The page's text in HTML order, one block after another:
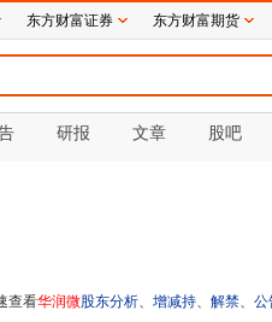
研报 文章 股吧
查看华润微股东分析、 增减持、 解禁、 公
东方财富证券 东方财富期货